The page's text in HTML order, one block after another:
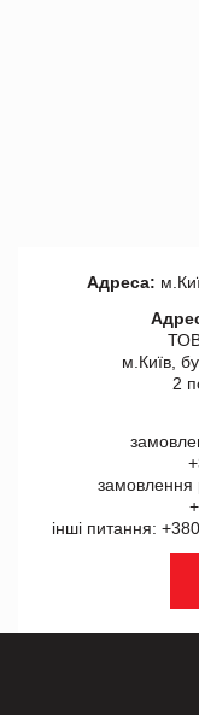
Адреса:
м.Київ,
2
замовлення
інші питання: